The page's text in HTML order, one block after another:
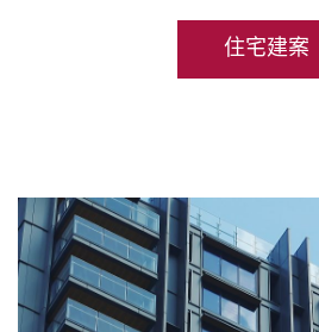
住宅建案